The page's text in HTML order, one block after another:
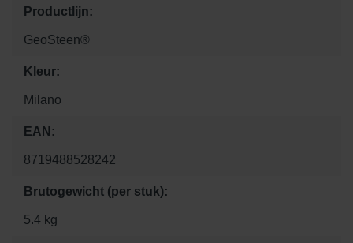
Productlijn:
GeoSteen®
Kleur:
Milano
EAN:
8719488528242
Brutogewicht (per stuk):
5.4 kg